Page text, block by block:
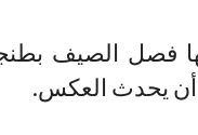
فصل الصيف
أن يحدث العكس.